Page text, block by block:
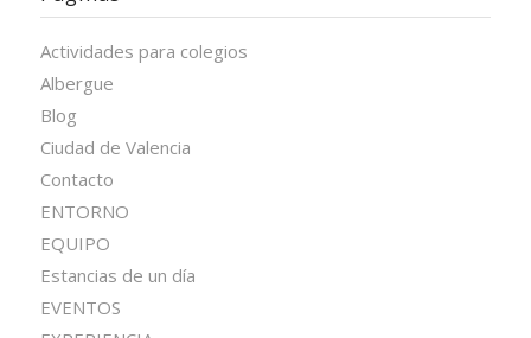
Actividades para colegios
Albergue
Blog
Ciudad de Valencia
Contacto
ENTORNO
EQUIPO
Estancias de un día
EVENTOS